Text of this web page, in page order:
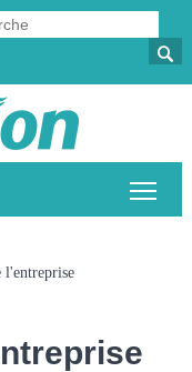

l'entreprise